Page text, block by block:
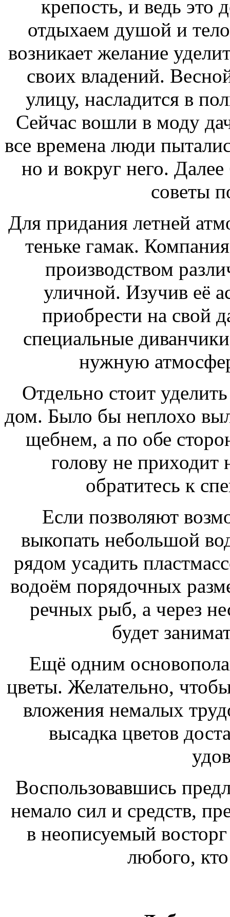
крепость, и ведь это
отдыхаем душой и
возникает желание
своих владений.
улицу, насладится в
Сейчас вошли в моду
все времена люди
но и вокруг него.
советы
Для придания летней
теньке гамак.
производством
уличной. Изучив её
приобрести на свой
специальные
нужную
Отдельно стоит
дом. Было бы неплохо
щебнем, а по обе
голову не приходит
обратитесь к
Если позволяют
выкопать небольшой
рядом усадить
водоём порядочных
речных рыб, а через
будет
Ещё одним
цветы. Желательно,
вложения немалых
высадка цветов
Воспользовавшись
немало сил и средств,
в неописуемый
любого, кто